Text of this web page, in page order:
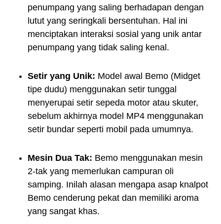
penumpang yang saling berhadapan dengan
lutut yang seringkali bersentuhan. Hal ini
menciptakan interaksi sosial yang unik antar
penumpang yang tidak saling kenal.
Setir yang Unik: Model awal Bemo (Midget
tipe dudu) menggunakan setir tunggal
menyerupai setir sepeda motor atau skuter,
sebelum akhirnya model MP4 menggunakan
setir bundar seperti mobil pada umumnya.
Mesin Dua Tak: Bemo menggunakan mesin
2-tak yang memerlukan campuran oli
samping. Inilah alasan mengapa asap knalpot
Bemo cenderung pekat dan memiliki aroma
yang sangat khas.